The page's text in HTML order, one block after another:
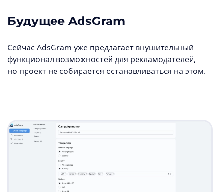
Будущее AdsGram
Сейчас AdsGram уже предлагает внушительный
функционал возможностей для рекламодателей,
но проект не собирается останавливаться на этом.